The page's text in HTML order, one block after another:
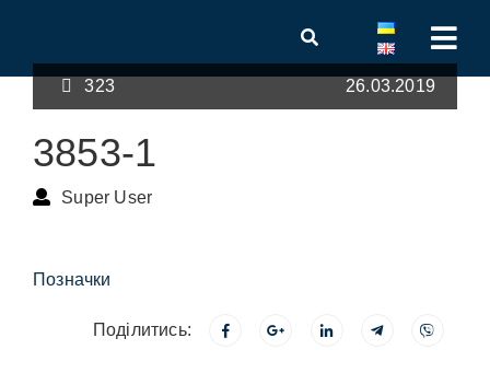
323 26.03.2019
3853-1
Super User
Позначки
Поділитись: